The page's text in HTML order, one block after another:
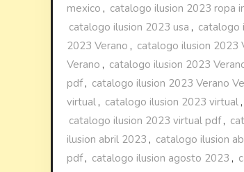
mexico , catalogo ilusion 2023 ropa
catalogo ilusion 2023 usa , catalogo
2023 Verano , catalogo ilusion 2023
Verano , catalogo ilusion 2023
pdf, catalogo ilusion 2023 Verano
virtual , catalogo ilusion 2023 virtual ,
catalogo ilusion 2023 virtual pdf,
ilusion abril 2023 , catalogo ilusion
pdf, catalogo ilusion agosto 2023 ,